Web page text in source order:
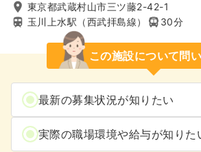
東京都武蔵村山市三ツ藤2-42-1
玉川上水駅（西武拝島線）
30分
この施設について問
最新の募集状況が知りたい
実際の職場環境や給与が知りた